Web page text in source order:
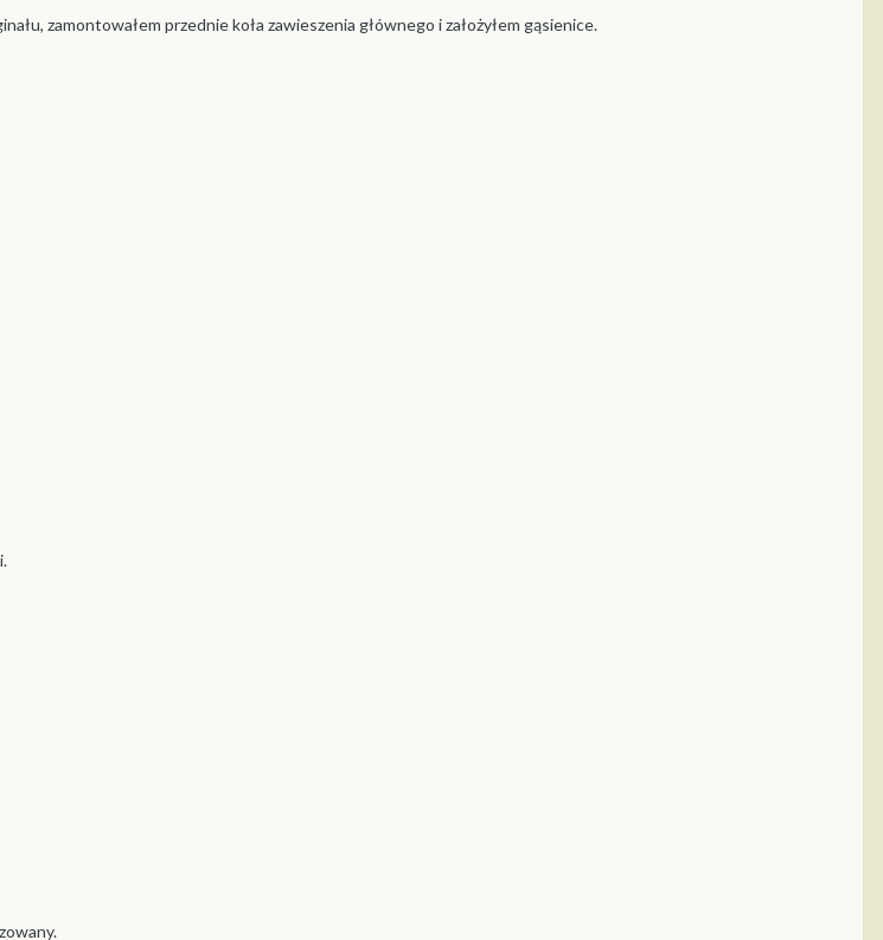
zamontowałem przednie koła zawieszenia głównego i założyłem gąsienice.